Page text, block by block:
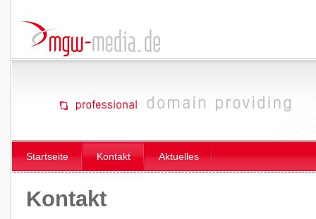
Startseite Kontakt Aktuelles
Kontakt